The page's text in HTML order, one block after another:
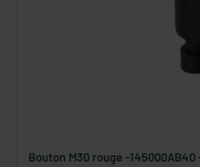
Bouton M30 rouge -